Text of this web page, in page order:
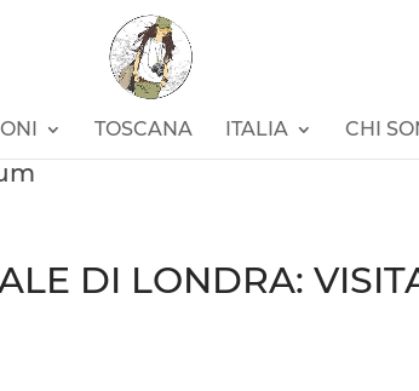
TOSCANA ITALIA CHI
DI LONDRA: